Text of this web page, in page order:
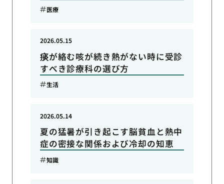
医療
痰が絡む咳が続き熱がない時に受診
すべき診療科の選び方
2026.05.15
生活
夏の猛暑が引き起こす脳貧血と熱中
症の密接な関係および冷却の知恵
2026.05.14
知識